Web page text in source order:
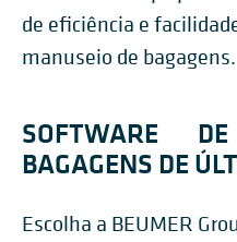
de eficiência e
manuseio de bagagens.
SOFTWARE
BAGAGENS DE
Escolha a BEUMER